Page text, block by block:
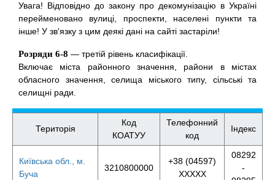
Увага! Відповідно до закону про декомунізацію в Україні
перейменовано вулиці, проспекти, населені пункти та
інше! У зв'язку з цим деякі дані на сайті застаріли!
Розряди 6-8 — третій рівень класифікації.
Включає міста районного значення, райони в містах
обласного значення, селища міського типу, сільські та
селищні ради.
Територія
Код
КОАТУУ
Телефонний
код
Індекс
Київська обл., м.
Буча
3210800000
+38 (04597)
XXXXX
08292
-